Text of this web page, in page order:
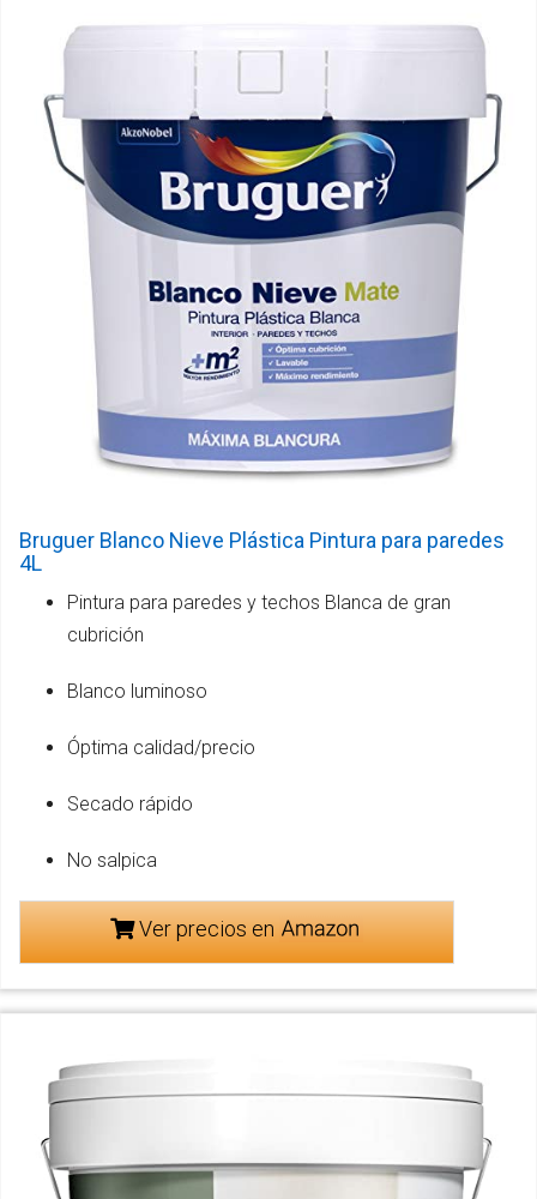
Bruguer Blanco Nieve Plástica Pintura para paredes
4L
Pintura para paredes y techos Blanca de gran
cubrición
Blanco luminoso
Óptima calidad/precio
Secado rápido
No salpica
Ver precios en